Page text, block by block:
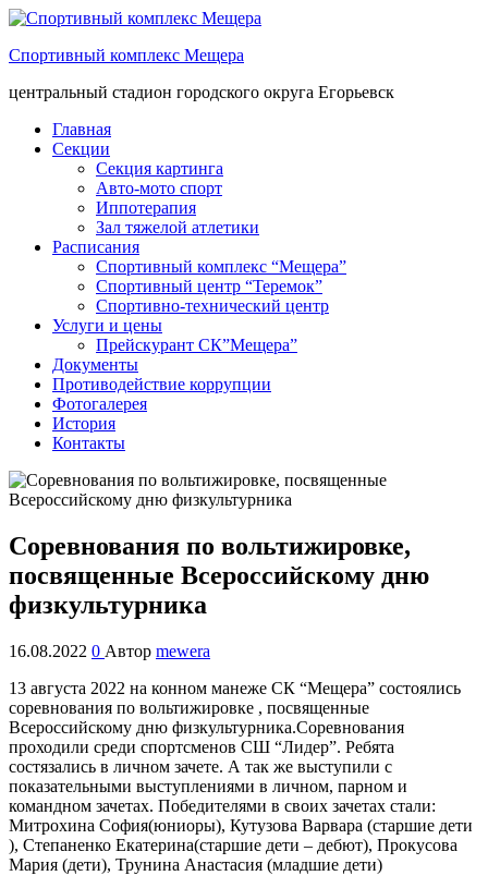
Спортивный комплекс Мещера
центральный стадион городского округа Егорьевск
Главная
Секции
Секция картинга
Авто-мото спорт
Иппотерапия
Зал тяжелой атлетики
Расписания
Спортивный комплекс “Мещера”
Спортивный центр “Теремок”
Спортивно-технический центр
Услуги и цены
Прейскурант СК”Мещера”
Документы
Противодействие коррупции
Фотогалерея
История
Контакты
Соревнования по вольтижировке,
посвященные Всероссийскому дню
физкультурника
16.08.2022 0 Автор mewera
13 августа 2022 на конном манеже СК “Мещера” состоялись
соревнования по вольтижировке , посвященные
Всероссийскому дню физкультурника.Соревнования
проходили среди спортсменов СШ “Лидер”. Ребята
состязались в личном зачете. А так же выступили с
показательными выступлениями в личном, парном и
командном зачетах. Победителями в своих зачетах стали:
Митрохина София(юниоры), Кутузова Варвара (старшие дети
), Степаненко Екатерина(старшие дети – дебют), Прокусова
Мария (дети), Трунина Анастасия (младшие дети)